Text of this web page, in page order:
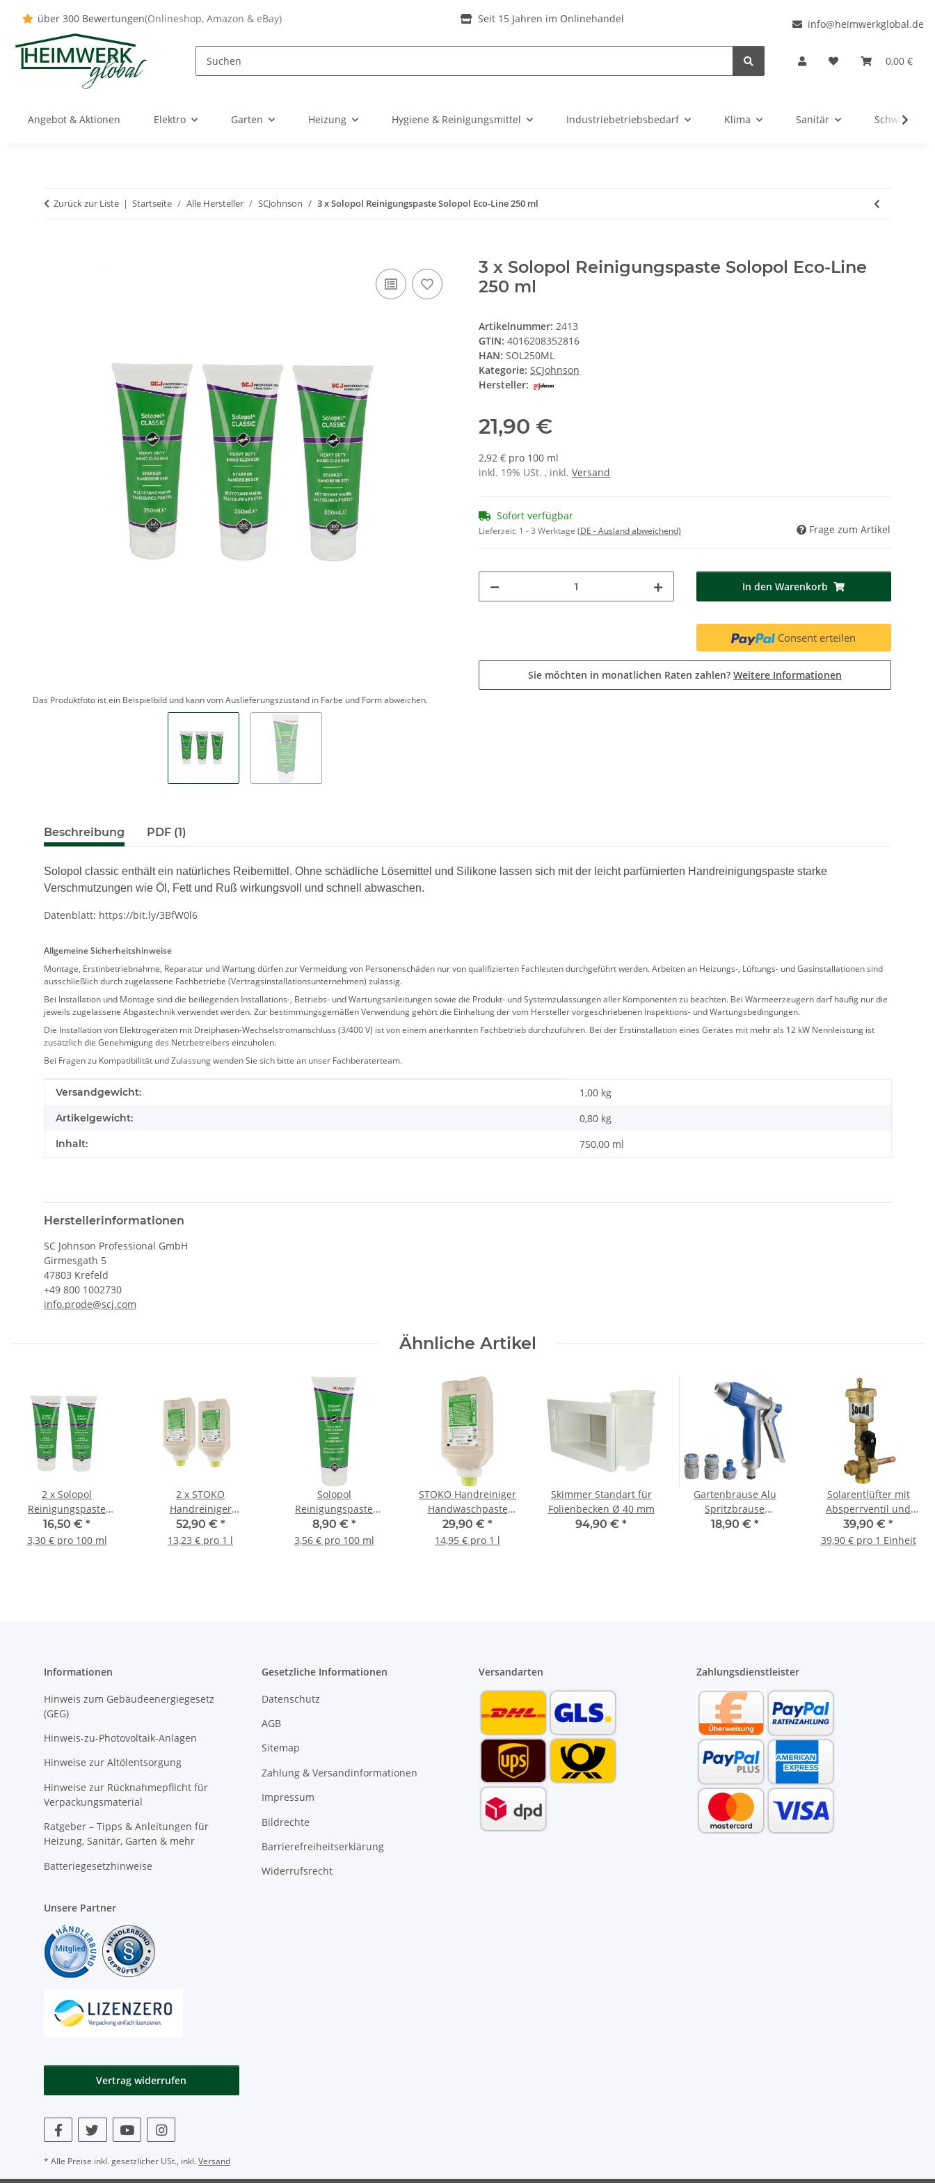
über 300 Bewertungen(Onlineshop, Amazon & eBay) Seit 15 Jahren im Onlinehandel info@heimwerkglobal.de
0,00 €
Angebot & Aktionen Elektro Garten Heizung Hygiene & Reinigungsmittel Industriebetriebsbedarf Klima Sanitär
Zurück zur Liste Startseite Alle Hersteller SCJohnson 3 x Solopol Reinigungspaste Solopol Eco-Line 250 ml
Das Produktfoto ist ein Beispielbild und kann vom Auslieferungszustand in Farbe und Form abweichen.
3 x Solopol Reinigungspaste Solopol Eco-Line
250 ml
Artikelnummer: 2413
GTIN: 4016208352816
HAN: SOL250ML
Kategorie: SCJohnson
Hersteller:
21,90 €
2,92 € pro 100 ml
inkl. 19% USt. , inkl. Versand
Sofort verfügbar
Lieferzeit: 1 - 3 Werktage (DE - Ausland abweichend) Frage zum Artikel
In den Warenkorb
Consent erteilen
Sie möchten in monatlichen Raten zahlen? Weitere Informationen
Beschreibung PDF (1)
Solopol classic enthält ein natürliches Reibemittel. Ohne schädliche Lösemittel und Silikone lassen sich mit der leicht parfümierten Handreinigungspaste starke
Verschmutzungen wie Öl, Fett und Ruß wirkungsvoll und schnell abwaschen.
Datenblatt: https://bit.ly/3BfW0l6
Allgemeine Sicherheitshinweise
Montage, Erstinbetriebnahme, Reparatur und Wartung dürfen zur Vermeidung von Personenschäden nur von qualifizierten Fachleuten durchgeführt werden. Arbeiten an Heizungs-, Lüftungs- und Gasinstallationen sind
ausschließlich durch zugelassene Fachbetriebe (Vertragsinstallationsunternehmen) zulässig.
Bei Installation und Montage sind die beiliegenden Installations-, Betriebs- und Wartungsanleitungen sowie die Produkt- und Systemzulassungen aller Komponenten zu beachten. Bei Wärmeerzeugern darf häufig nur die
jeweils zugelassene Abgastechnik verwendet werden. Zur bestimmungsgemäßen Verwendung gehört die Einhaltung der vom Hersteller vorgeschriebenen Inspektions- und Wartungsbedingungen.
Die Installation von Elektrogeräten mit Dreiphasen-Wechselstromanschluss (3/400 V) ist von einem anerkannten Fachbetrieb durchzuführen. Bei der Erstinstallation eines Gerätes mit mehr als 12 kW Nennleistung ist
zusätzlich die Genehmigung des Netzbetreibers einzuholen.
Bei Fragen zu Kompatibilität und Zulassung wenden Sie sich bitte an unser Fachberaterteam.
Produkteigenschaft
Wert
Versandgewicht: 1,00 kg
Artikelgewicht: 0,80 kg
Inhalt: 750,00 ml
Herstellerinformationen
SC Johnson Professional GmbH
Girmesgath 5
47803 Krefeld
+49 800 1002730
info.prode@scj.com
Ähnliche Artikel
2 x Solopol
Reinigungspaste
Solopol Eco-Line 250 ml
16,50 € *
3,30 € pro 100 ml
2 x STOKO
Handreiniger
Handwaschpaste
Solopol 2 l Softflasche
52,90 € *
13,23 € pro 1 l
Solopol
Reinigungspaste
Solopol Eco-Line 250 ml
8,90 € *
3,56 € pro 100 ml
STOKO Handreiniger
Handwaschpaste
Solopol 2 l Softflasche
29,90 € *
14,95 € pro 1 l
Skimmer Standart für
Folienbecken Ø 40 mm
94,90 € *
Gartenbrause Alu
Spritzbrause
Sprühpistole stufenlos
18,90 € *
Solarentlüfter mit
Absperrventil und
einen Kreuzstück mit
Fühlerhülse
39,90 € *
39,90 € pro 1 Einheit
Informationen
Hinweis zum Gebäudeenergiegesetz
(GEG)
Hinweis-zu-Photovoltaik-Anlagen
Hinweise zur Altölentsorgung
Hinweise zur Rücknahmepflicht für
Verpackungsmaterial
Ratgeber – Tipps & Anleitungen für
Heizung, Sanitär, Garten & mehr
Batteriegesetzhinweise
Gesetzliche Informationen
Datenschutz
AGB
Sitemap
Zahlung & Versandinformationen
Impressum
Bildrechte
Barrierefreiheitserklärung
Widerrufsrecht
Versandarten Zahlungsdienstleister
Unsere Partner
Vertrag widerrufen
* Alle Preise inkl. gesetzlicher USt., inkl.Versand